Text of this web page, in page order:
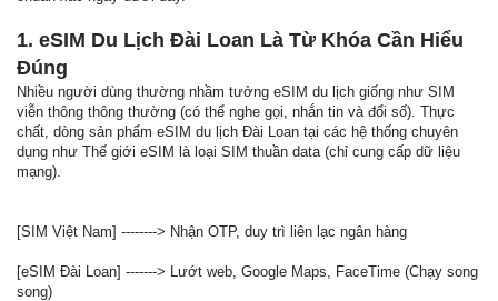
1. eSIM Du Lịch Đài Loan Là Từ Khóa Cần Hiểu
Đúng
Nhiều người dùng thường nhầm tưởng eSIM du lịch giống như SIM
viễn thông thông thường (có thể nghe gọi, nhắn tin và đổi số). Thực
chất, dòng sản phẩm eSIM du lịch Đài Loan tại các hệ thống chuyên
dụng như Thế giới eSIM là loại SIM thuần data (chỉ cung cấp dữ liệu
mạng).
[SIM Việt Nam] --------> Nhận OTP, duy trì liên lạc ngân hàng
[eSIM Đài Loan] -------> Lướt web, Google Maps, FaceTime (Chạy song
song)